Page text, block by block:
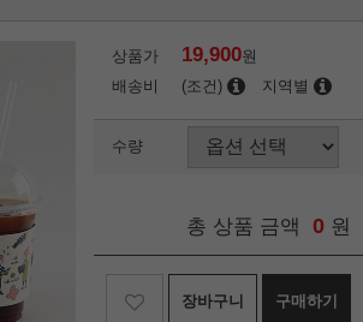
상품가 19,900원
배송비
(조건) 지역별
수량
총 상품 금액 0 원
장바구니 구매하기